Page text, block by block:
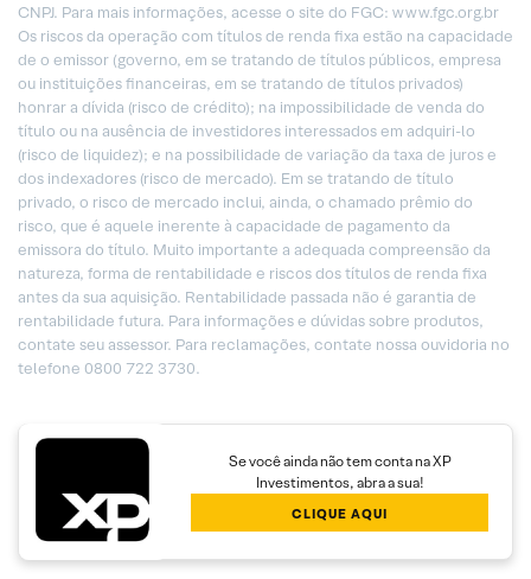
CNPJ. Para mais informações, acesse o site do FGC: www.fgc.org.br
Os riscos da operação com títulos de renda fixa estão na capacidade
de o emissor (governo, em se tratando de títulos públicos, empresa
ou instituições financeiras, em se tratando de títulos privados)
honrar a dívida (risco de crédito); na impossibilidade de venda do
título ou na ausência de investidores interessados em adquiri-lo
(risco de liquidez); e na possibilidade de variação da taxa de juros e
dos indexadores (risco de mercado). Em se tratando de título
privado, o risco de mercado inclui, ainda, o chamado prêmio do
risco, que é aquele inerente à capacidade de pagamento da
emissora do título. Muito importante a adequada compreensão da
natureza, forma de rentabilidade e riscos dos títulos de renda fixa
antes da sua aquisição. Rentabilidade passada não é garantia de
rentabilidade futura. Para informações e dúvidas sobre produtos,
contate seu assessor. Para reclamações, contate nossa ouvidoria no
telefone 0800 722 3730.
Se você ainda não tem conta na XP
Investimentos, abra a sua!
CLIQUE AQUI